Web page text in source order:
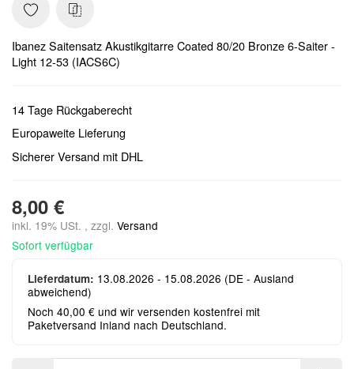
Ibanez Saitensatz Akustikgitarre Coated 80/20 Bronze 6-Saiter -
Light 12-53 (IACS6C)
14 Tage Rückgaberecht
Europaweite Lieferung
Sicherer Versand mit DHL
8,00 €
inkl. 19% USt. , zzgl. Versand
Sofort verfügbar
Lieferdatum: 13.08.2026 - 15.08.2026 (DE - Ausland
abweichend)
Noch 40,00 € und wir versenden kostenfrei mit
Paketversand Inland nach Deutschland.